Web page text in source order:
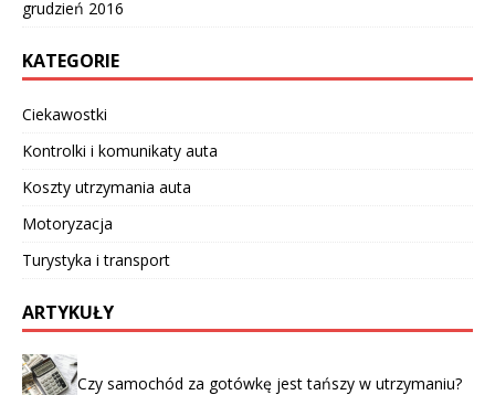
grudzień 2016
KATEGORIE
Ciekawostki
Kontrolki i komunikaty auta
Koszty utrzymania auta
Motoryzacja
Turystyka i transport
ARTYKUŁY
Czy samochód za gotówkę jest tańszy w utrzymaniu?